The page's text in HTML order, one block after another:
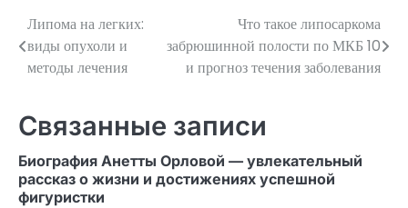
Навигация
по
Липома на легких:
виды опухоли и
методы лечения
Что такое липосаркома
забрюшинной полости по МКБ 10
и прогноз течения заболевания
Связанные записи
Биография Анетты Орловой — увлекательный
рассказ о жизни и достижениях успешной
фигуристки